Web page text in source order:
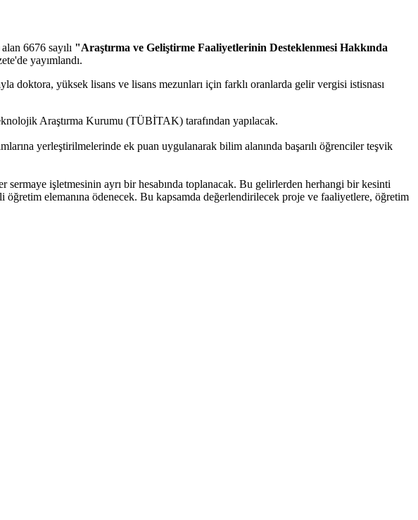
6676 sayılı "Araştırma ve Geliştirme Faaliyetlerinin Desteklenmesi Hakkında
yayımlandı.
doktora, yüksek lisans ve lisans mezunları için farklı oranlarda gelir vergisi istisnası
Araştırma Kurumu (TÜBİTAK) tarafından yapılacak.
yerleştirilmelerinde ek puan uygulanarak bilim alanında başarılı öğrenciler teşvik
işletmesinin ayrı bir hesabında toplanacak. Bu gelirlerden herhangi bir kesinti
elemanına ödenecek. Bu kapsamda değerlendirilecek proje ve faaliyetlere, öğretim